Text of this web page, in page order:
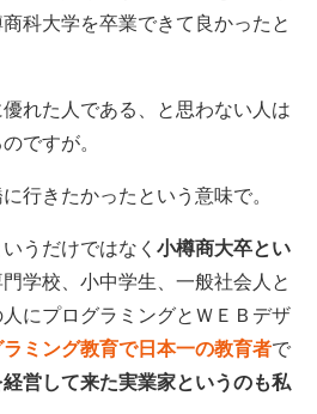
科大学を卒業できて良かったと
れた人である、と思わない人は
ですが。
行きたかったという意味で。
うだけではなく 小樽商大卒とい
学校、小中学生、一般社会人と
にプログラミングとＷＥＢデザ
ラミング教育で日本一の教育者で
経営して来た実業家というのも私